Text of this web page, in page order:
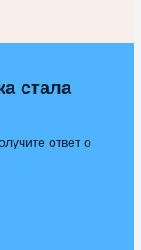
стала
ответ о